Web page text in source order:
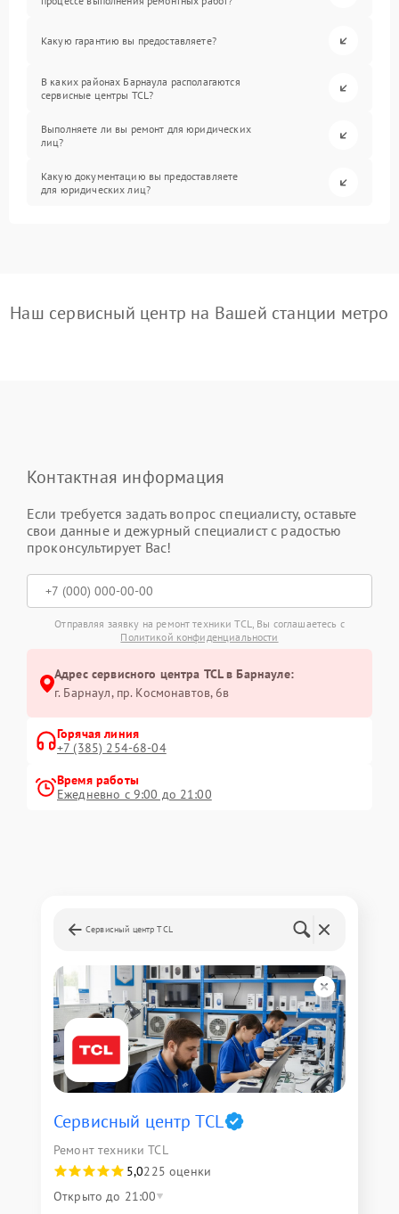
Какую гарантию вы предоставляете?
В каких районах Барнаула располагаются
сервисные центры TCL?
Выполняете ли вы ремонт для юридических
лиц?
Какую документацию вы предоставляете
для юридических лиц?
Наш сервисный центр на Вашей станции метро
Контактная информация
Если требуется задать вопрос специалисту, оставьте
свои данные и дежурный специалист с радостью
проконсультирует Вас!
Отправляя заявку на ремонт техники TCL, Вы соглашаетесь с
Политикой конфиденциальности
Адрес сервисного центра TCL в Барнауле:
г. Барнаул, ​пр. Космонавтов, 6в
Горячая линия
+7 (385) 254-68-04
Время работы
Ежедневно с 9:00 до 21:00
Сервисный центр TCL
Сервисный центр TCL
Ремонт техники TCL
5,0225 оценки
Открыто до 21:00